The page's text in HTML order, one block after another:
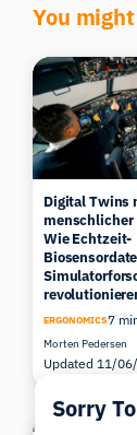
You
Digital Twins
menschlicher
Wie Echtzeit-
ERGONOMICS7
Morten Pedersen
Updated 11/
Ich
FRAGEN SIE ZU
Wie könnte
Sorry